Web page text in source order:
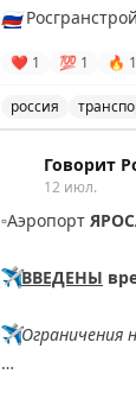
🇷🇺
❤ 1 💯 1 🔥 1
россия
Говорит
12 июл.
▫️Аэропорт
✈️ВВЕДЕНЫ
✈️Ограничения